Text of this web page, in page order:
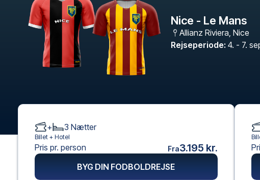
Nice - Le Mans
Allianz Riviera, Nice
Rejseperiode: 4. - 7.
+ 3 Nætter
Billet + Hotel
Pris pr. person Fra3.195 kr.
BYG DIN FODBOLDREJSE